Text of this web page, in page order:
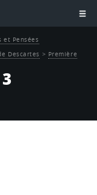
et Pensées
Descartes > Première